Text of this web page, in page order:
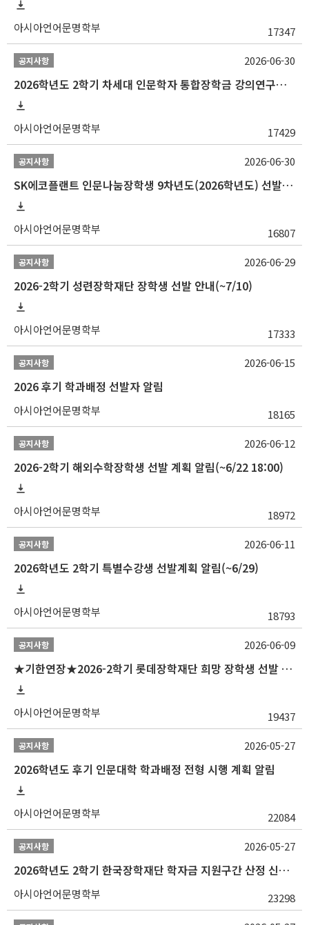
아시아언어문명학부 17347
공지사항
2026학년도 2학기 차세대 인문학자 통합장학금 강의연구조교 선발 안내(~7/8)
아시아언어문명학부 17429
2026-06-30
공지사항
SK에코플랜트 인문나눔장학생 9차년도(2026학년도) 선발 안내(~7/20)
아시아언어문명학부 16807
2026-06-30
공지사항
2026-2학기 성련장학재단 장학생 선발 안내(~7/10)
아시아언어문명학부 17333
2026-06-29
공지사항
2026 후기 학과배정 선발자 알림
아시아언어문명학부 18165
2026-06-15
공지사항
2026-2학기 해외수학장학생 선발 계획 알림(~6/22 18:00)
아시아언어문명학부 18972
2026-06-12
공지사항
2026학년도 2학기 특별수강생 선발계획 알림(~6/29)
아시아언어문명학부 18793
2026-06-11
공지사항
★기한연장★2026-2학기 롯데장학재단 희망 장학생 선발 안내(~6/15
아시아언어문명학부 19437
2026-06-09
공지사항
2026학년도 후기 인문대학 학과배정 전형 시행 계획 알림
아시아언어문명학부 22084
2026-05-27
공지사항
2026학년도 2학기 한국장학재단 학자금 지원구간 산정 신청 안내
아시아언어문명학부 23298
2026-05-27